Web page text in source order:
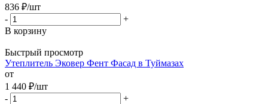
836 ₽/шт
-
+
В корзину
Быстрый просмотр
Утеплитель Эковер Фент Фасад в Туймазах
от
1 440 ₽/шт
-
+